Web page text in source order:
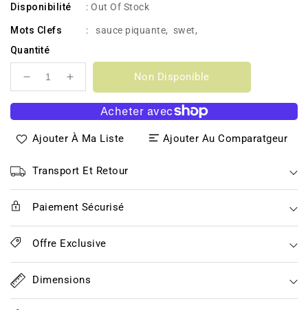
Disponibilité : Out Of Stock
Mots Clefs : sauce piquante, swet,
Quantité
Réduire
Sauce
BERGAMOTE
Augmenter
quantité
Sauce
BERGAMOTE
Non Disponible
Ajouter À Ma Liste Ajouter Au Comparatgeur
Transport Et Retour
Paiement Sécurisé
Offre Exclusive
Dimensions